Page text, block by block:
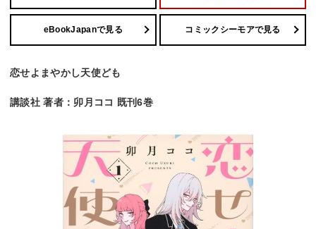
eBookJapanで見る コミックシーモアで見る
恋せよまやかし天使ども
講談社 著者：卯月ココ 既刊6巻